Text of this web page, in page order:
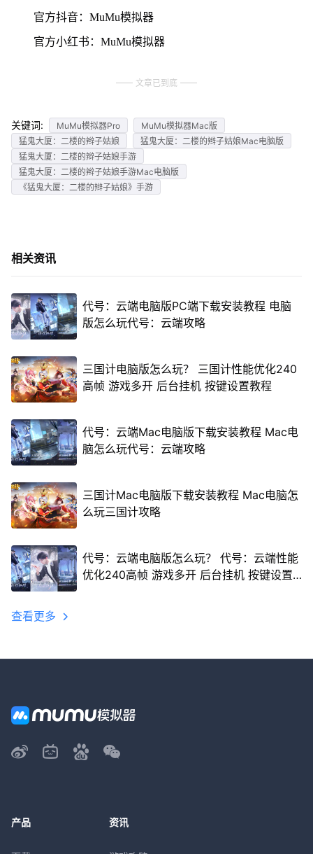
官方抖音：MuMu模拟器
官方小红书：MuMu模拟器
文章已到底
关键词: MuMu模拟器Pro
MuMu模拟器Mac版
猛鬼大厦：二楼的辫子姑娘
猛鬼大厦：二楼的辫子姑娘Mac电脑版
猛鬼大厦：二楼的辫子姑娘手游
猛鬼大厦：二楼的辫子姑娘手游Mac电脑版
《猛鬼大厦：二楼的辫子姑娘》手游
相关资讯
代号：云端电脑版PC端下载安装教程 电脑
版怎么玩代号：云端攻略
三国计电脑版怎么玩？ 三国计性能优化240
高帧 游戏多开 后台挂机 按键设置教程
代号：云端Mac电脑版下载安装教程 Mac电
脑怎么玩代号：云端攻略
三国计Mac电脑版下载安装教程 Mac电脑怎
么玩三国计攻略
代号：云端电脑版怎么玩？ 代号：云端性能
优化240高帧 游戏多开 后台挂机 按键设置
查看更多
产品 资讯